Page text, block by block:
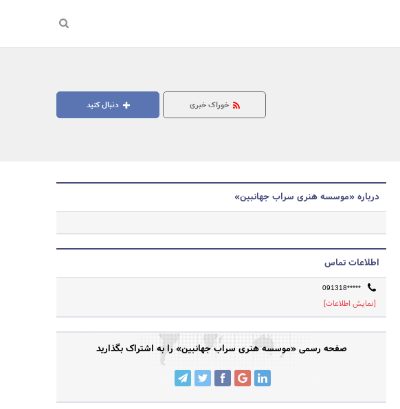
دنبال کنید خوراک خبری
درباره «موسسه هنری سراب جهانبین»
اطلاعات تماس
091318*****
[نمایش اطلاعات]
صفحه رسمی «موسسه هنری سراب جهانبین» را به اشتراک بگذارید